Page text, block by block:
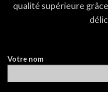
qualité supérieure
Votre nom